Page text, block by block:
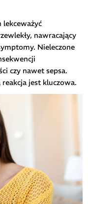
lekceważyć
nawracający
Nieleczone
czy nawet sepsa.
jest kluczowa.